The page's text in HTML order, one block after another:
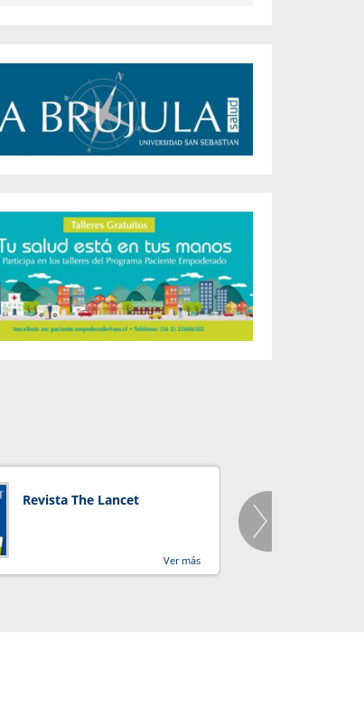
Revista The Lancet
Ver más